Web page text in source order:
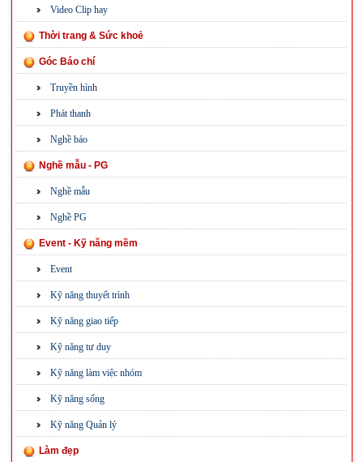
Video Clip hay
Thời trang & Sức khoẻ
Góc Báo chí
Truyền hình
Phát thanh
Nghề báo
Nghề mẫu - PG
Nghề mẫu
Nghề PG
Event - Kỹ năng mềm
Event
Kỹ năng thuyết trình
Kỹ năng giao tiếp
Kỹ năng tư duy
Kỹ năng làm việc nhóm
Kỹ năng sống
Kỹ năng Quản lý
Làm đẹp